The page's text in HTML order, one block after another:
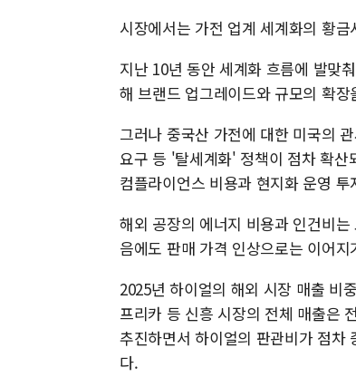
시장에서는 가전 업계 세계화의 황
지난 10년 동안 세계화 흐름에 발맞
해 브랜드 업그레이드와 규모의 확
그러나 중국산 가전에 대한 미국의
요구 등 '탈세계화' 정책이 점차 확산
컴플라이언스 비용과 현지화 운영
해외 공장의 에너지 비용과 인건비
음에도 판매 가격 인상으로는 이어
2025년 하이얼의 해외 시장 매출 비
프리카 등 신흥 시장의 전체 매출은
추진하면서 하이얼의 판관비가 점
다.